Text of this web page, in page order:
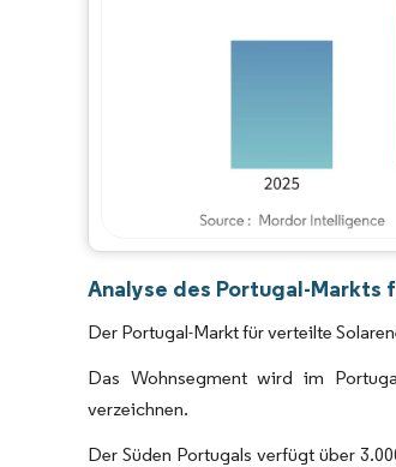
Analyse des Portugal-
Der Portugal-Markt für verteilte
Das Wohnsegment wird im
verzeichnen.
Der Süden Portugals verfügt über